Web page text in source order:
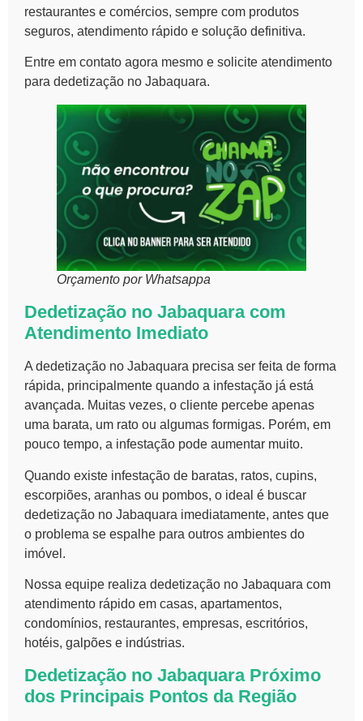
restaurantes e comércios, sempre com produtos
seguros, atendimento rápido e solução definitiva.
Entre em contato agora mesmo e solicite atendimento
para dedetização no Jabaquara.
Orçamento por Whatsappa
Dedetização no Jabaquara com
Atendimento Imediato
A dedetização no Jabaquara precisa ser feita de forma
rápida, principalmente quando a infestação já está
avançada. Muitas vezes, o cliente percebe apenas
uma barata, um rato ou algumas formigas. Porém, em
pouco tempo, a infestação pode aumentar muito.
Quando existe infestação de baratas, ratos, cupins,
escorpiões, aranhas ou pombos, o ideal é buscar
dedetização no Jabaquara imediatamente, antes que
o problema se espalhe para outros ambientes do
imóvel.
Nossa equipe realiza dedetização no Jabaquara com
atendimento rápido em casas, apartamentos,
condomínios, restaurantes, empresas, escritórios,
hotéis, galpões e indústrias.
Dedetização no Jabaquara Próximo
dos Principais Pontos da Região